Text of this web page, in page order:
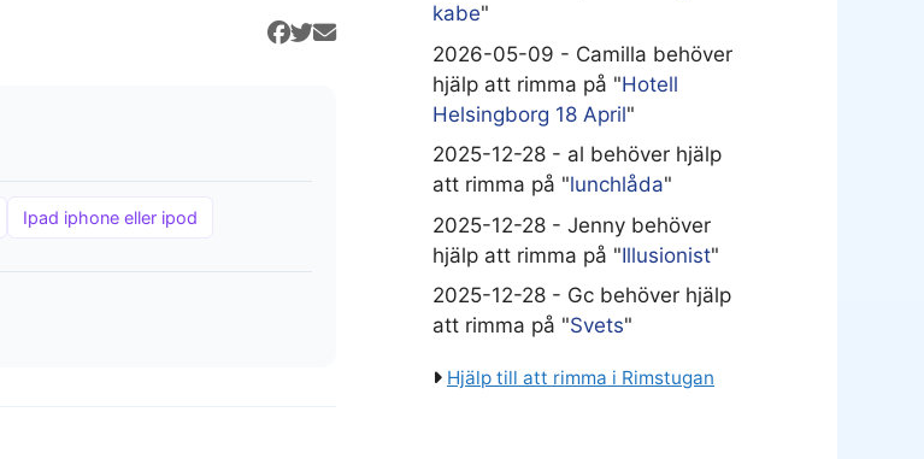
Ipad iphone eller ipod
kabe"
2026-05-09 - Camilla behöver
hjälp att rimma på "Hotell
Helsingborg 18 April"
2025-12-28 - al behöver hjälp
att rimma på "lunchlåda"
2025-12-28 - Jenny behöver
hjälp att rimma på "Illusionist"
2025-12-28 - Gc behöver hjälp
att rimma på "Svets"
Hjälp till att rimma i Rimstugan